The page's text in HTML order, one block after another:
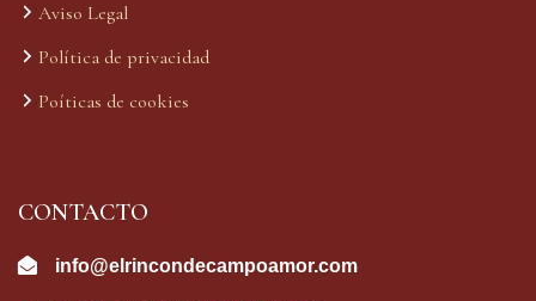
Aviso Legal
Política de privacidad
Poíticas de cookies
CONTACTO
info@elrincondecampoamor.com